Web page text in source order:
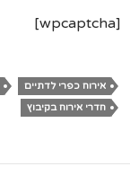
אירוח כפרי לדתיים
חדרי אירוח בקיבוץ